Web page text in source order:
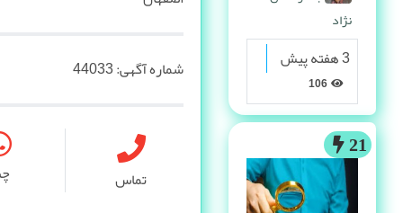
نژاد
3 هفته پیش
21
شماره آگهی:44033
تماس